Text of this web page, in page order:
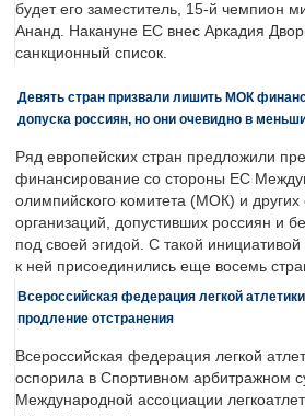
будет его заместитель, 15-й чемпион
Ананд. Накануне ЕС внес Аркадия
санкционный список.
Девять стран призвали лишить МОК
допуска россиян, но они очевидно в
Ряд европейских стран предложили
финансирование со стороны ЕС
олимпийского комитета (МОК) и других
организаций, допустивших россиян и
под своей эгидой. С такой
к ней присоединились еще восемь
Всероссийская федерация легкой
продление отстранения
Всероссийская федерация легкой
оспорила в Спортивном арбитражном
Международной ассоциации